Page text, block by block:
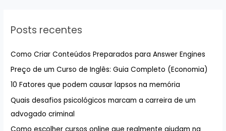
i
r
p
o
r
:
Posts recentes
Como Criar Conteúdos Preparados para Answer Engines
Preço de um Curso de Inglês: Guia Completo (Economia)
10 Fatores que podem causar lapsos na memória
Quais desafios psicológicos marcam a carreira de um
advogado criminal